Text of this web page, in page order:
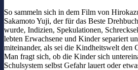
So sammeln sich in dem Film von
Sakamoto Yuji, der für das Beste
wurde, Indizien, Spekulationen,
lebten Erwachsene und Kinder separiert
miteinander, als sei die Kindheitswelt den
Man fragt sich, ob die Kinder sich
Schulsystem selbst Gefahr lauert oder